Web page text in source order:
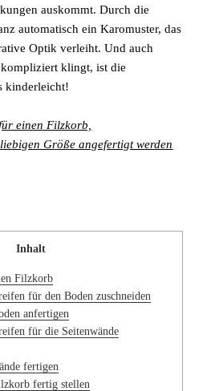
auskommt. Durch die
automatisch ein Karomuster, das
Optik verleiht. Und auch
klingt, ist die
kinderleicht!
einen Filzkorb,
Größe angefertigt werden
Inhalt
Filzkorb
für den Boden zuschneiden
anfertigen
für die Seitenwände
fertigen
fertig stellen